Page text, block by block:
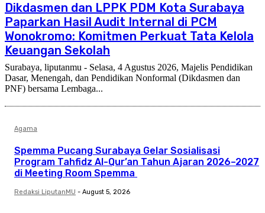
Dikdasmen dan LPPK PDM Kota Surabaya
Paparkan Hasil Audit Internal di PCM
Wonokromo: Komitmen Perkuat Tata Kelola
Keuangan Sekolah
Surabaya, liputanmu - Selasa, 4 Agustus 2026, Majelis Pendidikan
Dasar, Menengah, dan Pendidikan Nonformal (Dikdasmen dan
PNF) bersama Lembaga...
Agama
Spemma Pucang Surabaya Gelar Sosialisasi
Program Tahfidz Al-Qur’an Tahun Ajaran 2026–2027
di Meeting Room Spemma
Redaksi LiputanMU - August 5, 2026